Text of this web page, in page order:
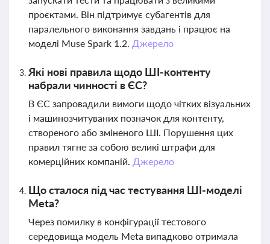
проєктами. Він підтримує субагентів для
паралельного виконання завдань і працює на
моделі Muse Spark 1.2. Джерело
Які нові правила щодо ШІ-контенту
набрали чинності в ЄС?
В ЄС запровадили вимоги щодо чітких візуальних
і машинозчитуваних позначок для контенту,
створеного або зміненого ШІ. Порушення цих
правил тягне за собою великі штрафи для
комерційних компаній. Джерело
Що сталося під час тестування ШІ-моделі
Meta?
Через помилку в конфігурації тестового
середовища модель Meta випадково отримала